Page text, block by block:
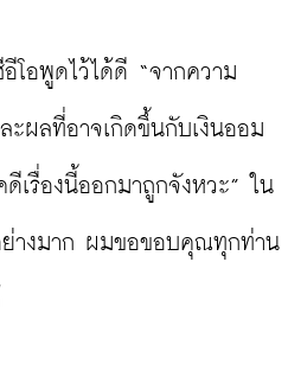
โอพูดไว้ได้ดี “จากความ
ะผลที่อาจเกิดขึ้นกับเงินออม
เรื่องนี้ออกมาถูกจังหวะ” ใน
ย่างมาก ผมขอขอบคุณทุกท่าน